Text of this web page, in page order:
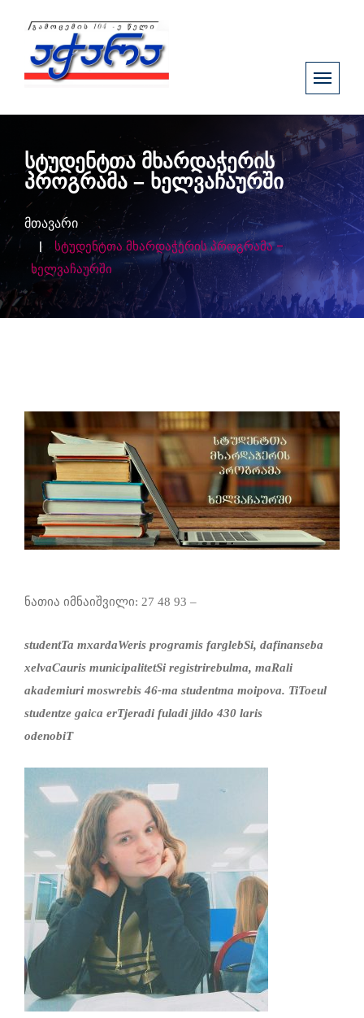
სტუდენტთა მხარდაჭერის
პროგრამა – ხელვაჩაურში
მთავარი
სტუდენტთა მხარდაჭერის პროგრამა –
ხელვაჩაურში
ნათია იმნაიშვილი: 27 48 93 –
studentTa mxardaWeris programis farglebSi, dafinanseba
xelvaCauris municipalitetSi registrirebulma, maRali
akademiuri moswrebis 46-ma studentma moipova. TiToeul
studentze gaica erTjeradi fuladi jildo 430 laris
odenobiT